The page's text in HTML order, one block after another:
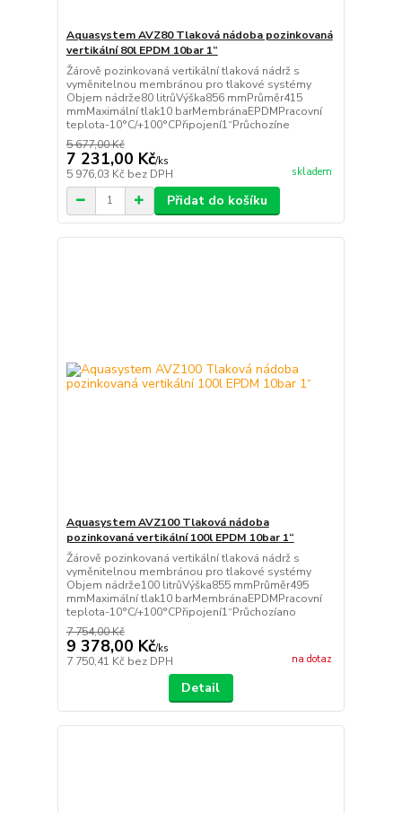
Aquasystem AVZ80 Tlaková nádoba pozinkovaná
vertikální 80l EPDM 10bar 1“
Žárově pozinkovaná vertikální tlaková nádrž s
vyměnitelnou membránou pro tlakové systémy
Objem nádrže80 litrůVýška856 mmPrůměr415
mmMaximální tlak10 barMembránaEPDMPracovní
teplota-10°C/+100°CPřipojení1“Průchozíne
5 677,00 Kč
7 231,00 Kč/ks
5 976,03 Kč bez DPH skladem
Přidat do košíku
Aquasystem AVZ100 Tlaková nádoba
pozinkovaná vertikální 100l EPDM 10bar 1“
Žárově pozinkovaná vertikální tlaková nádrž s
vyměnitelnou membránou pro tlakové systémy
Objem nádrže100 litrůVýška855 mmPrůměr495
mmMaximální tlak10 barMembránaEPDMPracovní
teplota-10°C/+100°CPřipojení1“Průchozíano
7 754,00 Kč
9 378,00 Kč/ks
7 750,41 Kč bez DPH na dotaz
Detail